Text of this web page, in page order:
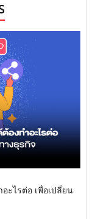
ะไรต่อ เพื่อเปลี่ยน